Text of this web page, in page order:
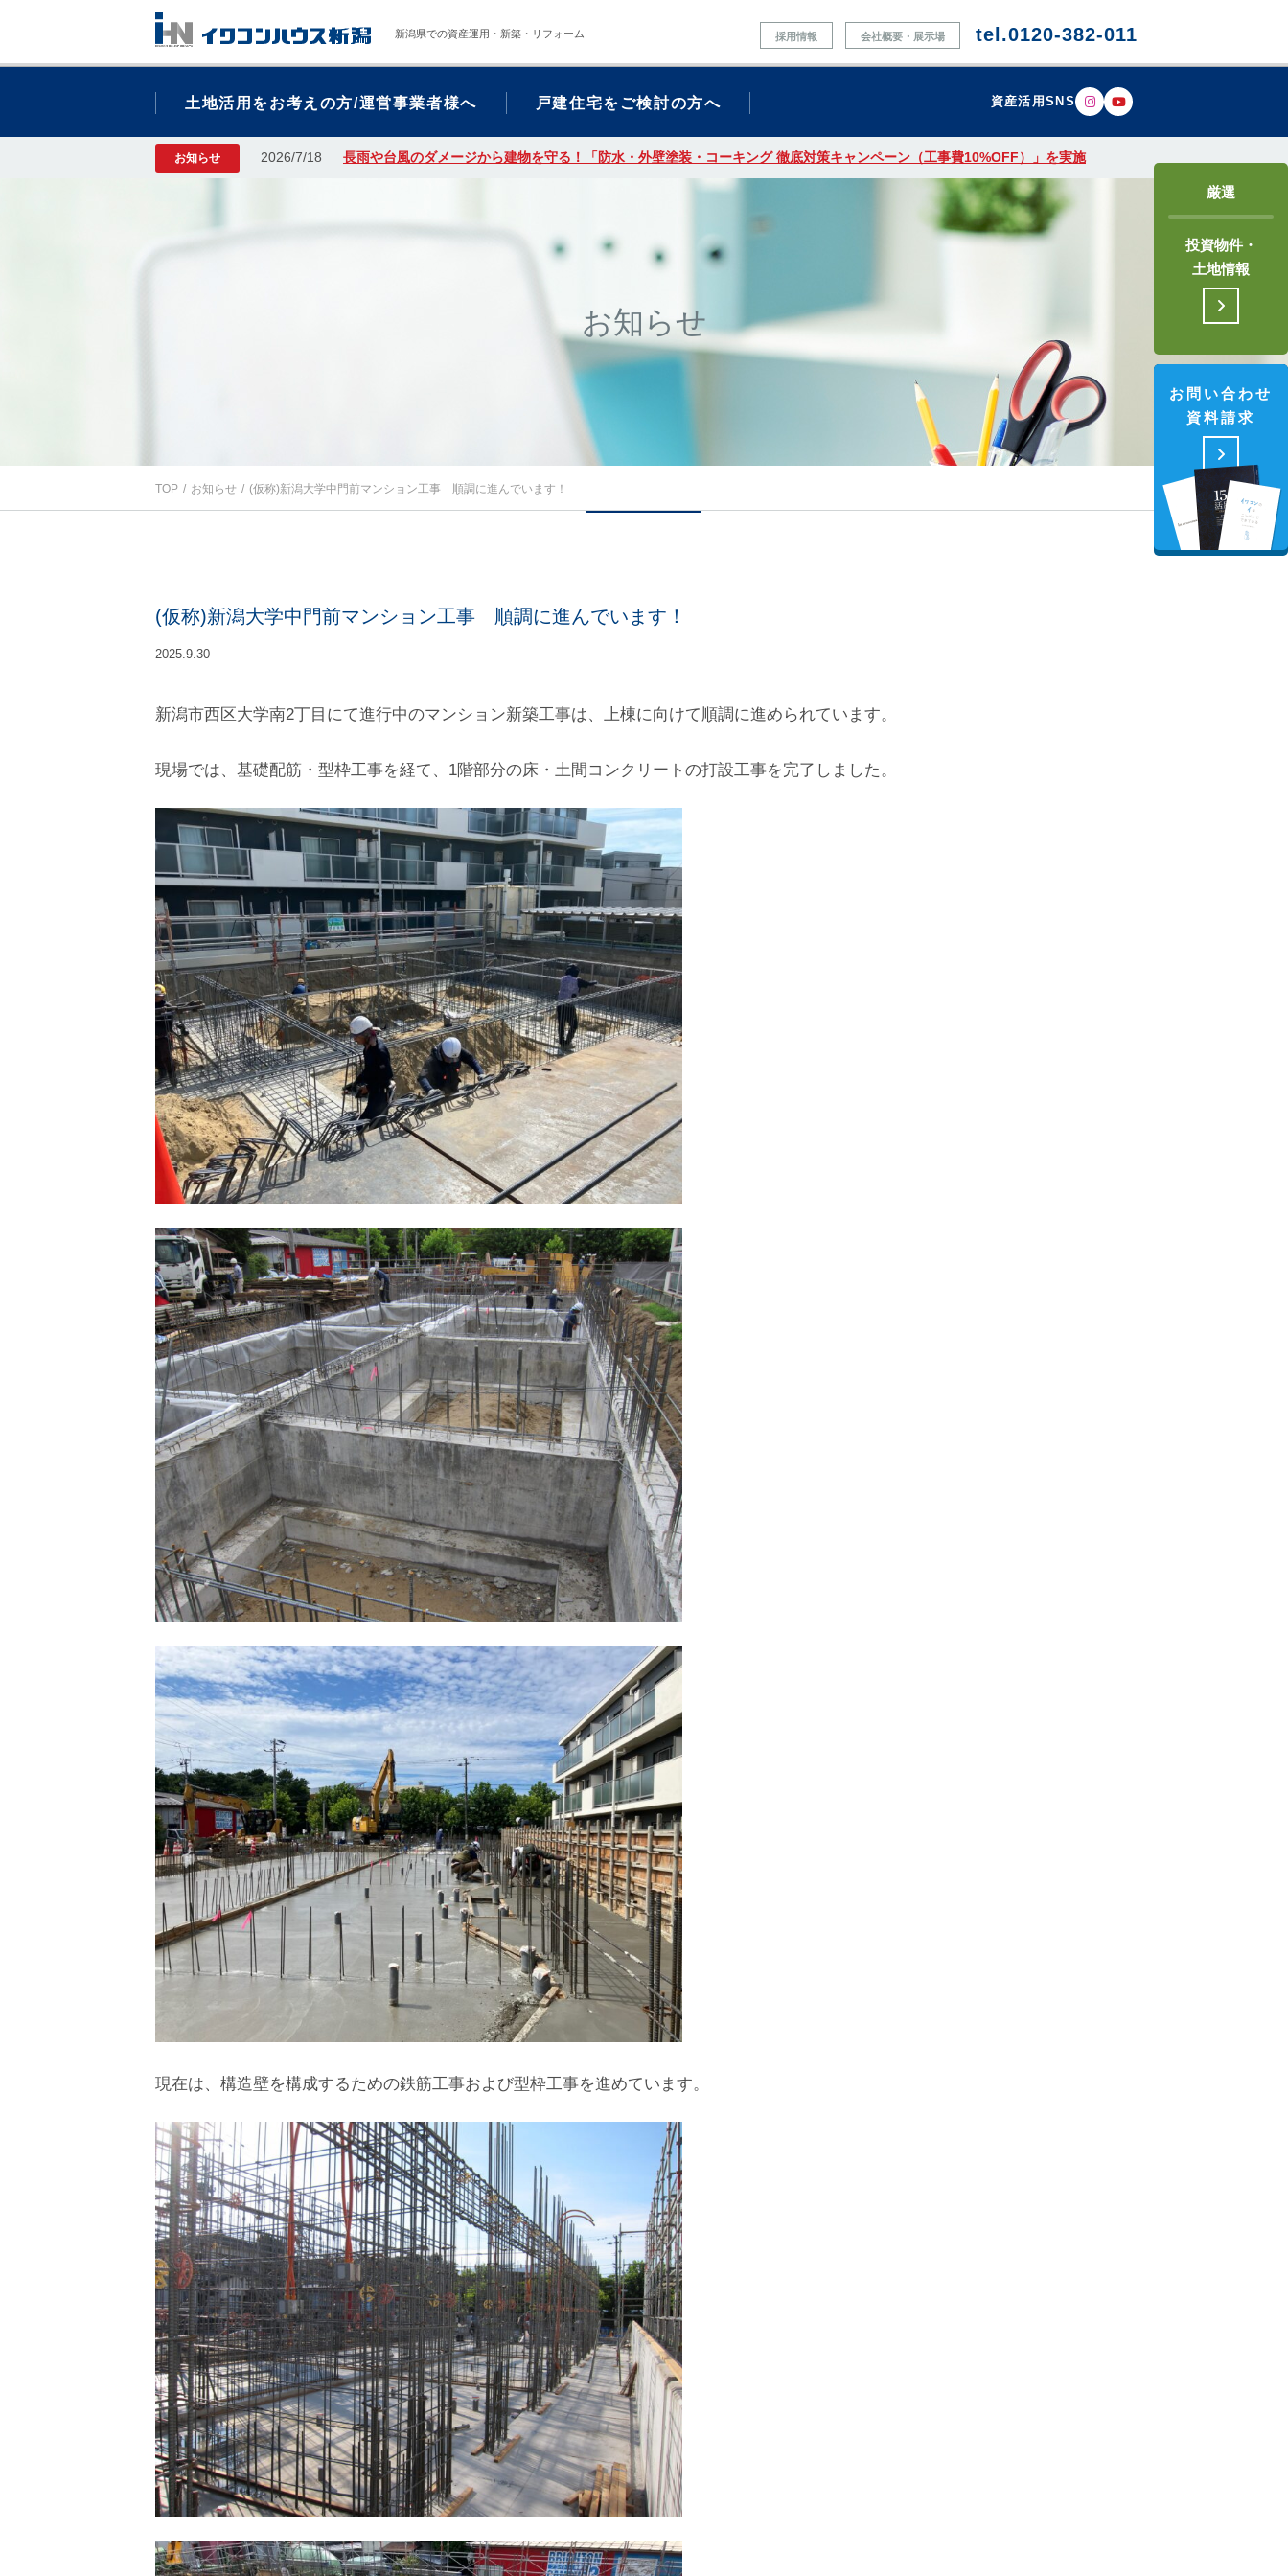
新潟県での資産運用・新築・リフォーム 採用情報 会社概要・展示場 tel.0120-382-011
土地活用をお考えの方/運営事業者様へ 戸建住宅をご検討の方へ 資産活用SNS
お知らせ 2026/7/18 長雨や台風のダメージから建物を守る！「防水・外壁塗装・コーキング 徹底対策キャンペーン（工事費10%OFF）」を実施
お知らせ
TOP お知らせ (仮称)新潟大学中門前マンション工事 順調に進んでいます！
(仮称)新潟大学中門前マンション工事 順調に進んでいます！
2025.9.30
新潟市西区大学南2丁目にて進行中のマンション新築工事は、上棟に向けて順調に進められています。
現場では、 基礎配筋・型枠工事を経て、1階部分の床・土間コンクリートの打設工事を完了しました。
現在は、構造壁を構成するための鉄筋工事および型枠工事を進めています。
厳選
投資物件・
土地情報
お問い合わせ
資料請求